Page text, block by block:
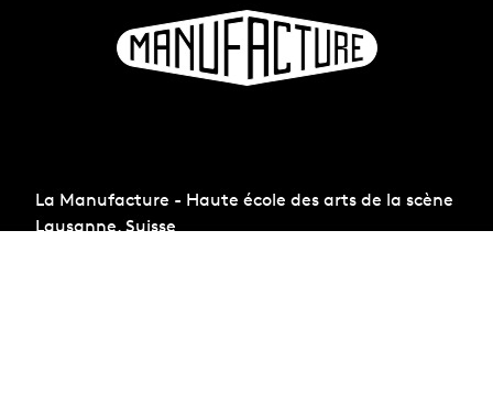
La Manufacture - Haute école des arts de la scène
Lausanne, Suisse